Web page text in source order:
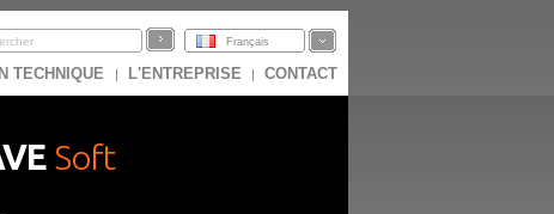
Français
TECHNIQUE | L'ENTREPRISE | CONTACT
Soft